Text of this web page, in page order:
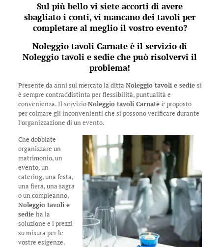
Sul più bello vi siete accorti di avere
sbagliato i conti, vi mancano dei tavoli per
completare al meglio il vostro evento?
Noleggio tavoli Carnateè il servizio di
Noleggio tavoli e sedieche può risolvervi il
problema!
Presente da anni sul mercato la ditta Noleggio tavoli e sedie si
è sempre contraddistinta per flessibilità, puntualità e
convenienza. Il servizioNoleggio tavoli Carnate è proposto
per colmare gli inconvenienti che si possono verificare durante
l’organizzazione di un evento.
Che dobbiate
organizzare un
matrimonio, un
evento, un
catering, una festa,
una fiera, una sagra
o un compleanno,
Noleggio tavoli e
sedie ha la
soluzione e i prezzi
su misura per le
vostre esigenze.